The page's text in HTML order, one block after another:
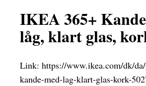
IKEA 365+
låg, klart glas,
Link: https://www.ikea.com/dk/
kande-med-lag-klart-glas-kork-